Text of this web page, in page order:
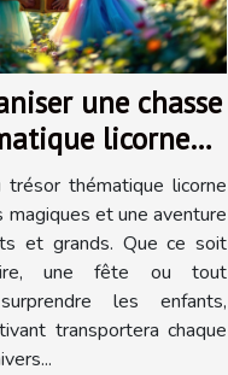
une chasse
licorne
trésor thématique licorne
et une aventure
et grands. Que ce soit
une fête ou tout
les enfants,
transportera chaque